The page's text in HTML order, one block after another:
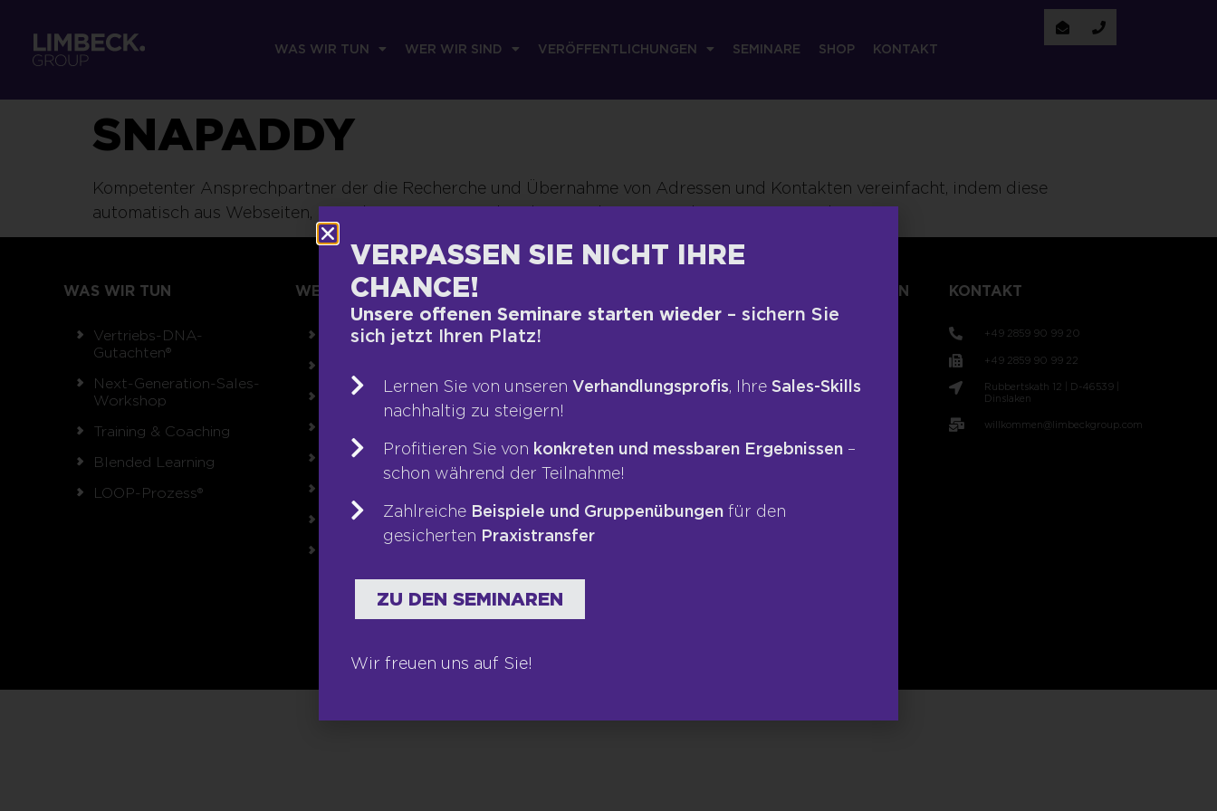
WAS WIR TUN WER WIR SIND VERÖFFENTLICHUNGEN SEMINARE SHOP KONTAKT
SNAPADDY
Kompetenter Ansprechpartner der die Recherche und Übernahme von Adressen und Kontakten vereinfacht, indem diese
automatisch aus Webseiten, E-Mail- Signaturen und anderen Dokumenten übernommen werden.
WAS WIR TUN
Vertriebs-DNA-
Gutachten®
Next-Generation-Sales-
Workshop
Training & Coaching
Blended Learning
LOOP-Prozess®
WER WIR SIND
Team
Auszeichnungen
Karriere
Seminare
AGB
Newsletter
VERÖFFENTLICHUNGEN
Podcast
KONTAKT
+49 2859 90 99 20
+49 2859 90 99 22
Rubbertskath 12 | D-46539 |
Dinslaken
willkommen@limbeckgroup.com
VERPASSEN SIE NICHT IHRE
CHANCE!
Unsere offenen Seminare starten wieder – sichern Sie
sich jetzt Ihren Platz!
Lernen Sie von unserenVerhandlungsprofis, IhreSales-Skills
nachhaltig zu steigern!
Profitieren Sie von konkreten und messbaren Ergebnissen –
schon während der Teilnahme!
Zahlreiche Beispiele und Gruppenübungen für den
gesicherten Praxistransfer
ZU DEN SEMINAREN
Wir freuen uns auf Sie!